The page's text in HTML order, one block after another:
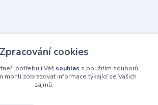
550 550
hod.) So, 8-12
Zpracování cookies
potřebují Váš souhlas s použitím souborů
mohli zobrazovat informace týkající se Vašich
zájmů.